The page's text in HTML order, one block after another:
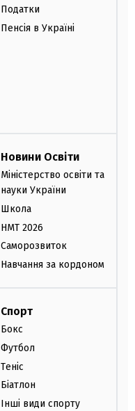
Податки
Пенсія в Україні
Новини Освіти
Міністерство освіти та
науки України
Школа
НМТ 2026
Саморозвиток
Навчання за кордоном
Спорт
Бокс
Футбол
Теніс
Біатлон
Інші види спорту